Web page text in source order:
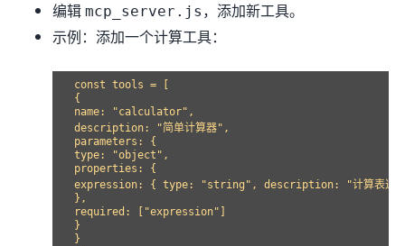
编辑 mcp_server.js ，添加新工具。
示例：添加一个计算工具：
const tools = [
{
name: "calculator",
description: "简单计算器",
parameters: {
type: "object",
properties: {
expression: { type: "string", description: "计算表达
},
required: ["expression"]
}
}